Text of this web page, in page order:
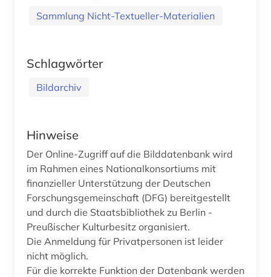
Sammlung Nicht-Textueller-Materialien
Schlagwörter
Bildarchiv
Hinweise
Der Online-Zugriff auf die Bilddatenbank wird
im Rahmen eines Nationalkonsortiums mit
finanzieller Unterstützung der Deutschen
Forschungsgemeinschaft (DFG) bereitgestellt
und durch die Staatsbibliothek zu Berlin -
Preußischer Kulturbesitz organisiert.
Die Anmeldung für Privatpersonen ist leider
nicht möglich.
Für die korrekte Funktion der Datenbank werden